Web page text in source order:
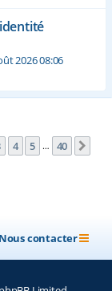
2026 08:06
4 5 … 40
Nous contacter